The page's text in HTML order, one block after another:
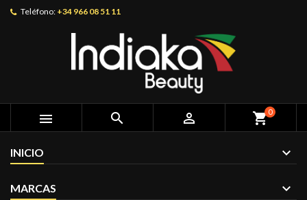
Teléfono: +34 966 08 51 11
   shopping_cart0
INICIO
MARCAS